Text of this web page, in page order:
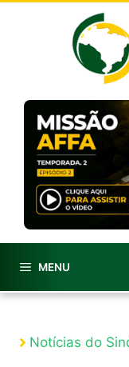
MENU
Notícias do